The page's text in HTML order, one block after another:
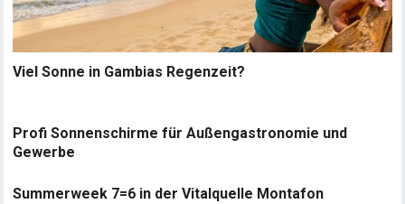
Viel Sonne in Gambias Regenzeit?
Profi Sonnenschirme für Außengastronomie und
Gewerbe
Summerweek 7=6 in der Vitalquelle Montafon